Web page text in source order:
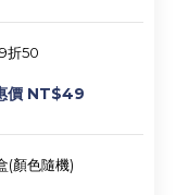
折50
價 NT$49
(顏色隨機)